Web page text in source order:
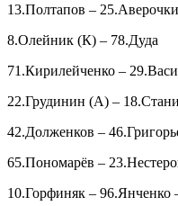
13.Полтапов –
8.Олейник (К) – 78.Дуда
71.Кирилейченко –
22.Грудинин (А) –
42.Долженков –
65.Пономарёв –
10.Горфиняк – 96.Янченко